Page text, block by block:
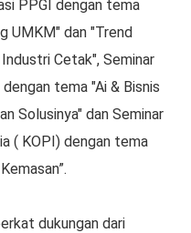
PPGI dengan tema
UMKM" dan "Trend
Cetak", Seminar
tema "Ai & Bisnis
Solusinya" dan Seminar
( KOPI) dengan tema
dukungan dari